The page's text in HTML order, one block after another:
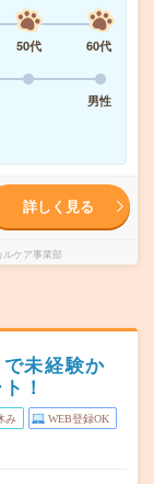
50代
60代
男性
詳しく見る
ケア事業部
未経験か
！
み WEB登録OK